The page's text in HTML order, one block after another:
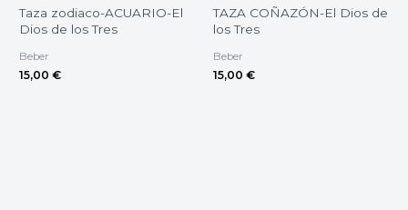
Taza zodiaco-ACUARIO-El
Dios de los Tres
Beber
15,00 €
TAZA COÑAZÓN-El Dios de
los Tres
Beber
15,00 €